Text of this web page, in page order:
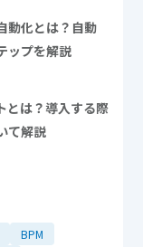
動化とは？自動
ップを解説
とは？導入する際
て解説
BPM